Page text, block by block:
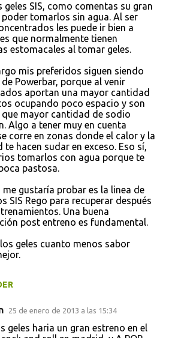
geles SIS, como comentas su gran
tomarlos sin agua. Al ser
les puede ir bien a
que normalmente tienen
estomacales al tomar geles.
mis preferidos siguen siendo
de Powerbar, porque al venir
aportan una mayor cantidad
ocupando poco espacio y son
que mayor cantidad de sodio
Algo a tener muy en cuenta
corre en zonas donde el calor y la
te hacen sudar en exceso. Eso sí,
tomarlos con agua porque te
pastosa.
me gustaría probar es la linea de
SIS Rego para recuperar después
Una buena
post entreno es fundamental.
los geles cuanto menos sabor
25 de enero de 2013 a las 15:34
geles haria un gran estreno en el